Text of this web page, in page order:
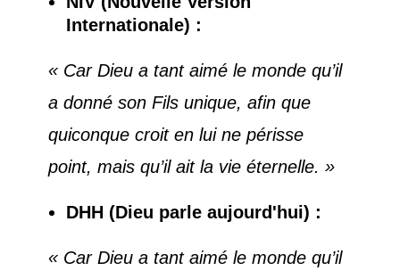
Internationale) :
« Car Dieu a tant aimé le monde qu’il
a donné son Fils unique, afin que
quiconque croit en lui ne périsse
point, mais qu’il ait la vie éternelle. »
DHH (Dieu parle aujourd'hui) :
« Car Dieu a tant aimé le monde qu’il